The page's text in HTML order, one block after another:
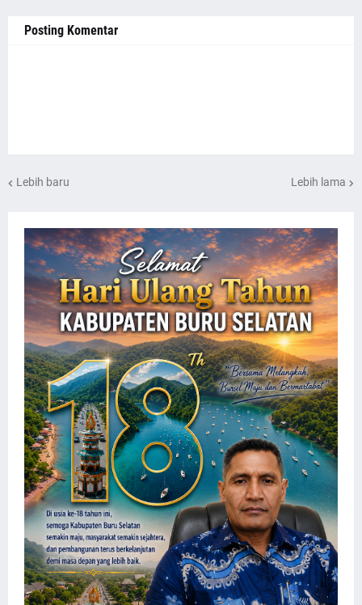
Posting Komentar
Lebih baru Lebih lama